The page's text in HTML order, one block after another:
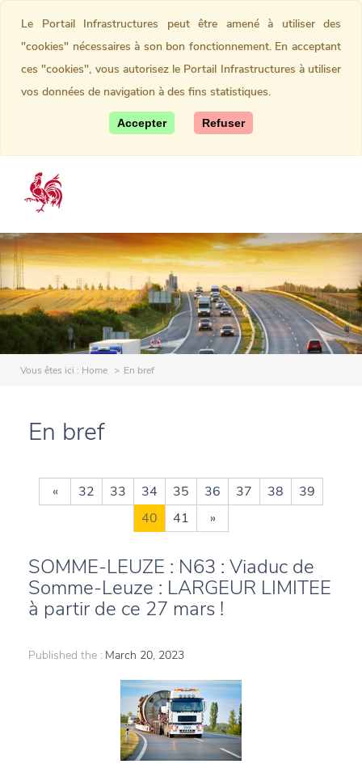
Vous êtes ici : Home En bref
En bref
« 32 33 34 35 36 37 38
39
40
41 »
SOMME-LEUZE : N63 : Viaduc de
Somme-Leuze : LARGEUR LIMITEE
à partir de ce 27 mars !
Published the : March 20, 2023
Le Portail Infrastructures peut être amené à utiliser des
"cookies" nécessaires à son bon fonctionnement. En acceptant
ces "cookies", vous autorisez le Portail Infrastructures à utiliser
vos données de navigation à des fins statistiques.
Accepter Refuser